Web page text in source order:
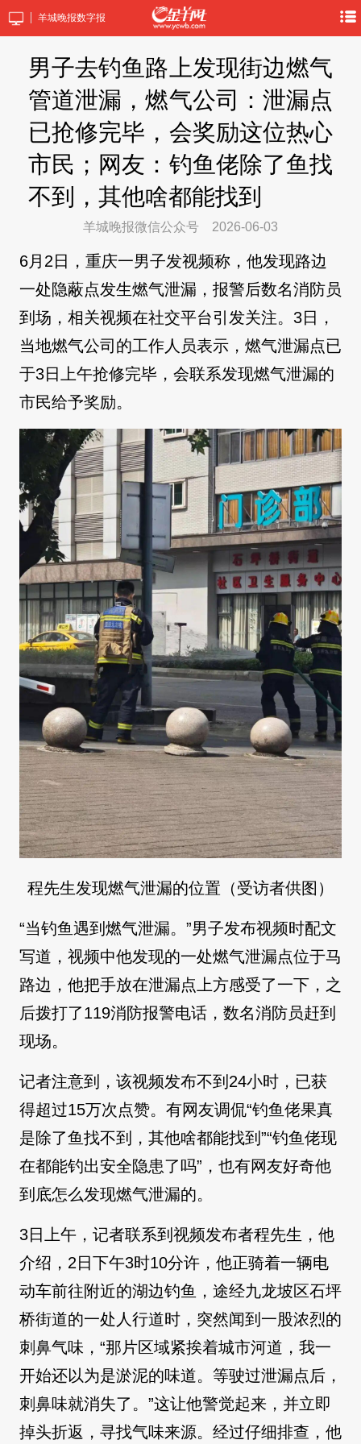
羊城晚报数字报
男子去钓鱼路上发现街边燃气
管道泄漏，燃气公司：泄漏点
已抢修完毕，会奖励这位热心
市民；网友：钓鱼佬除了鱼找
不到，其他啥都能找到
羊城晚报微信公众号 2026-06-03
6月2日，重庆一男子发视频称，他发现路边
一处隐蔽点发生燃气泄漏，报警后数名消防员
到场，相关视频在社交平台引发关注。3日，
当地燃气公司的工作人员表示，燃气泄漏点已
于3日上午抢修完毕，会联系发现燃气泄漏的
市民给予奖励。
程先生发现燃气泄漏的位置（受访者供图）
“当钓鱼遇到燃气泄漏。”男子发布视频时配文
写道，视频中他发现的一处燃气泄漏点位于马
路边，他把手放在泄漏点上方感受了一下，之
后拨打了119消防报警电话，数名消防员赶到
现场。
记者注意到，该视频发布不到24小时，已获
得超过15万次点赞。有网友调侃“钓鱼佬果真
是除了鱼找不到，其他啥都能找到”“钓鱼佬现
在都能钓出安全隐患了吗”，也有网友好奇他
到底怎么发现燃气泄漏的。
3日上午，记者联系到视频发布者程先生，他
介绍，2日下午3时10分许，他正骑着一辆电
动车前往附近的湖边钓鱼，途经九龙坡区石坪
桥街道的一处人行道时，突然闻到一股浓烈的
刺鼻气味，“那片区域紧挨着城市河道，我一
开始还以为是淤泥的味道。等驶过泄漏点后，
刺鼻味就消失了。”这让他警觉起来，并立即
掉头折返，寻找气味来源。经过仔细排查，他